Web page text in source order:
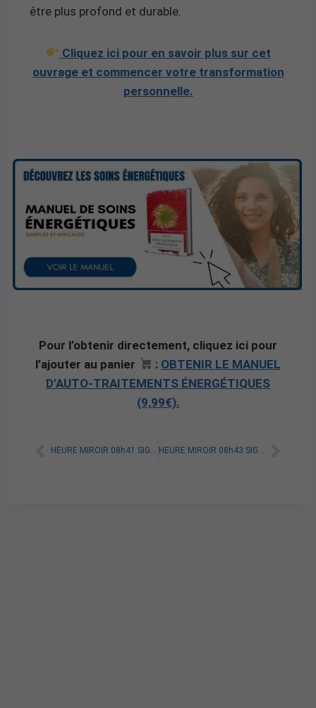
être plus profond et durable.
Cliquez ici pour en savoir plus sur cet
ouvrage et commencer votre transformation
personnelle.
Pour l’obtenir directement, cliquez ici pour
l’ajouter au panier
: OBTENIR LE MANUEL
D’AUTO-TRAITEMENTS ÉNERGÉTIQUES
(9,99€).
HEURE MIROIR 08h41 SIGNIFICATION SPIRITUELLE [A LIRE] HEURE MIROIR 08h43 SIGNIFICATION SPIRITUELLE [A LIRE]